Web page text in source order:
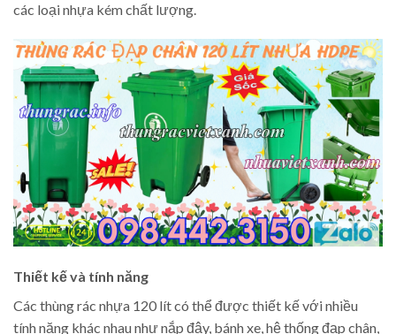
các loại nhựa kém chất lượng.
Thiết kế và tính năng
Các thùng rác nhựa 120 lít có thể được thiết kế với nhiều
tính năng khác nhau như nắp đậy, bánh xe, hệ thống đạp chân,